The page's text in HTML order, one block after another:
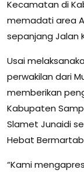
Kecamatan di
memadati area
sepanjang Jalan
Usai
perwakilan dari
memberikan
Kabupaten
Slamet Junaidi
Hebat
“Kami